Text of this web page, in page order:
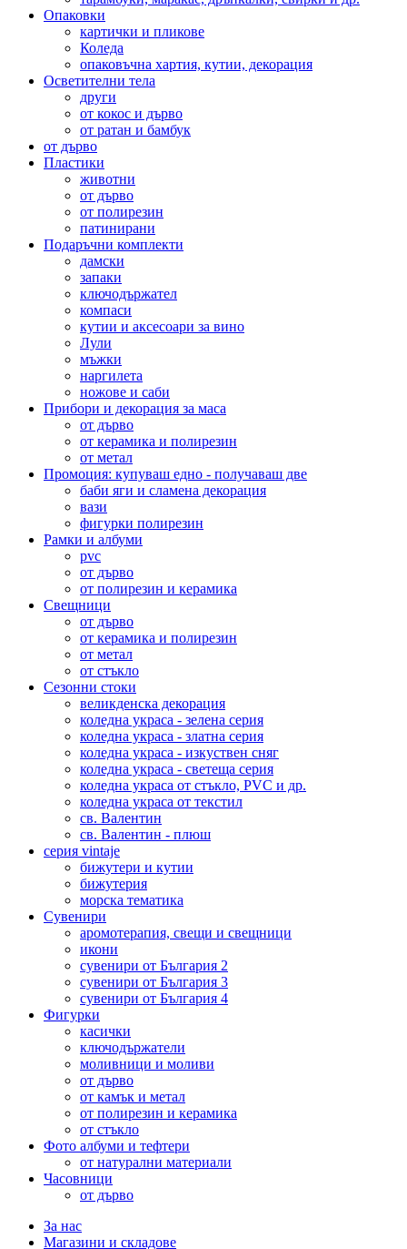
Опаковки
картички и пликове
Коледа
опаковъчна хартия, кутии, декорация
Осветителни тела
други
от кокос и дърво
от ратан и бамбук
от дърво
Пластики
животни
от дърво
от полирезин
патинирани
Подаръчни комплекти
дамски
запаки
ключодържател
компаси
кутии и аксесоари за вино
Лули
мъжки
наргилета
ножове и саби
Прибори и декорация за маса
от дърво
от керамика и полирезин
от метал
Промоция: купуваш едно - получаваш две
баби яги и сламена декорация
вази
фигурки полирезин
Рамки и албуми
pvc
от дърво
от полирезин и керамика
Свещници
от дърво
от керамика и полирезин
от метал
от стъкло
Сезонни стоки
великденска декорация
коледна украса - зелена серия
коледна украса - златна серия
коледна украса - изкуствен сняг
коледна украса - светеща серия
коледна украса от стъкло, PVC и др.
коледна украса от текстил
св. Валентин
св. Валентин - плюш
серия vintaje
бижутери и кутии
бижутерия
морска тематика
Сувенири
аромотерапия, свещи и свещници
икони
сувенири от България 2
сувенири от България 3
сувенири от България 4
Фигурки
касички
ключодържатели
моливници и моливи
от дърво
от камък и метал
от полирезин и керамика
от стъкло
Фото албуми и тефтери
от натурални материали
Часовници
от дърво
За нас
Магазини и складове